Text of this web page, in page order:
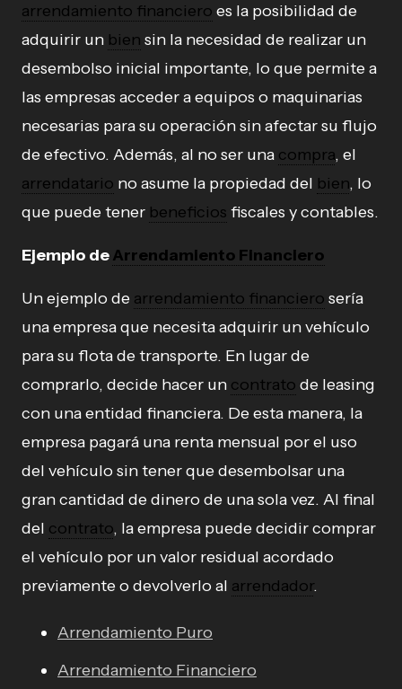
arrendamiento financiero es la posibilidad de
adquirir un bien sin la necesidad de realizar un
desembolso inicial importante, lo que permite a
las empresas acceder a equipos o maquinarias
necesarias para su operación sin afectar su flujo
de efectivo. Además, al no ser una compra, el
arrendatario no asume la propiedad del bien, lo
que puede tener beneficios fiscales y contables.
Ejemplo deArrendamiento Financiero
Un ejemplo de arrendamiento financiero sería
una empresa que necesita adquirir un vehículo
para su flota de transporte. En lugar de
comprarlo, decide hacer un contrato de leasing
con una entidad financiera. De esta manera, la
empresa pagará una renta mensual por el uso
del vehículo sin tener que desembolsar una
gran cantidad de dinero de una sola vez. Al final
del contrato, la empresa puede decidir comprar
el vehículo por un valor residual acordado
previamente o devolverlo al arrendador.
Arrendamiento Puro
Arrendamiento Financiero